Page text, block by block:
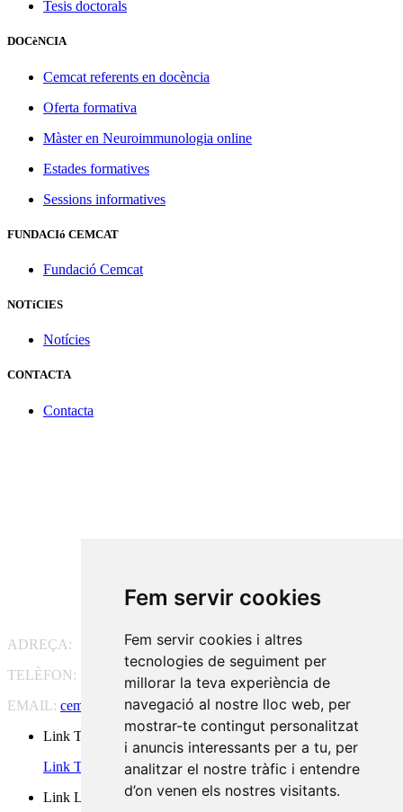
Fem servir cookies
Fem servir cookies i altres
tecnologies de seguiment per
millorar la teva experiència de
navegació al nostre lloc web, per
mostrar-te contingut personalitzat
i anuncis interessants per a tu, per
analitzar el nostre tràfic i entendre
d’on venen els nostres visitants.
Tesis doctorals
DOCèNCIA
Cemcat referents en docència
Oferta formativa
Màster en Neuroimmunologia online
Estades formatives
Sessions informatives
FUNDACIó CEMCAT
Fundació Cemcat
NOTíCIES
Notícies
CONTACTA
Contacta
ADREÇA:
Pg. Vall d'Hebron, 119-129, 08035 Barcelona
TELÈFON:
93 175 15 55
EMAIL: cem-cat@cem-cat.org
Link Twitter
Link Twitter
Link Linkedin